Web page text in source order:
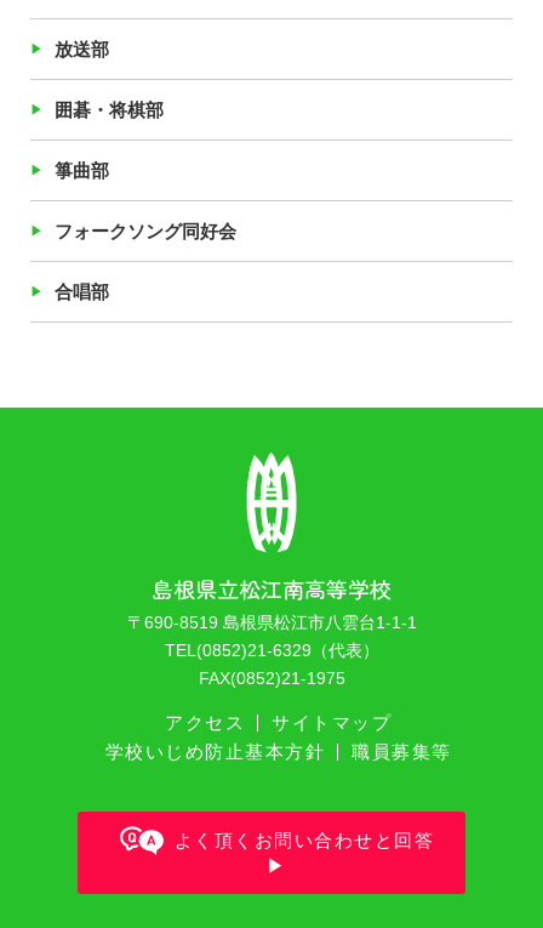
放送部
囲碁・将棋部
箏曲部
フォークソング同好会
合唱部
島根県立松江南高等学校
〒690-8519 島根県松江市八雲台1-1-1
TEL(0852)21-6329（代表）
FAX(0852)21-1975
アクセス
サイトマップ
学校いじめ防止基本方針
職員募集等
よく頂くお問い合わせと回答